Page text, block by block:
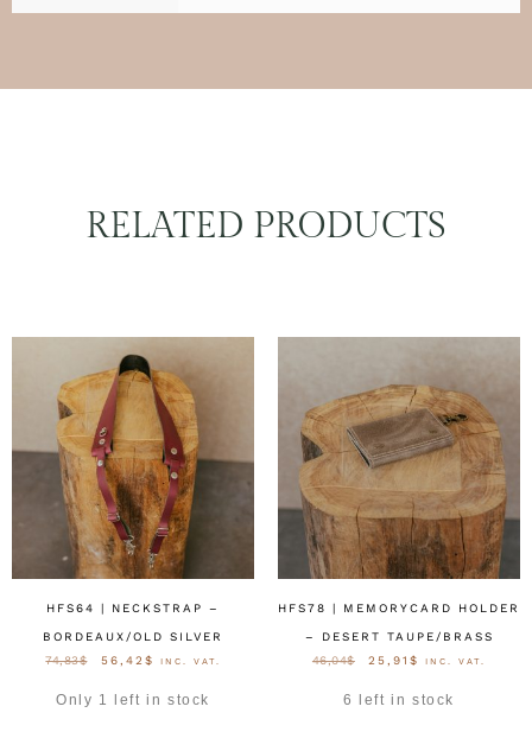
RELATED PRODUCTS
HFS64 | NECKSTRAP –
BORDEAUX/OLD SILVER
74,83$ 56,42 $ INC. VAT.
Only 1 left in stock
HFS78 | MEMORYCARD HOLDER
– DESERT TAUPE/BRASS
46,04$ 25,91$ INC. VAT.
6 left in stock